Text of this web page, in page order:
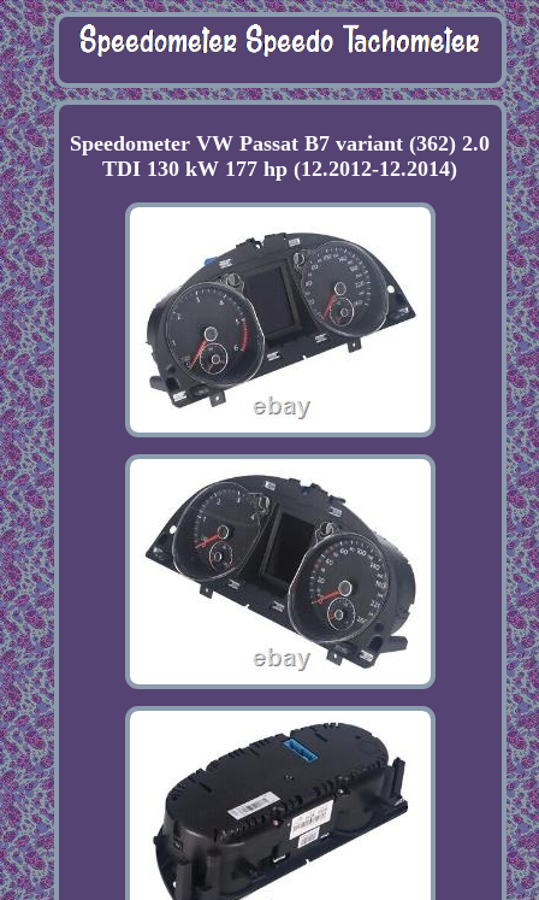
Speedometer VW Passat B7 variant (362) 2.0
TDI 130 kW 177 hp (12.2012-12.2014)